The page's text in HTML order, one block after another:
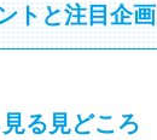
トと注目企画
る見どころ